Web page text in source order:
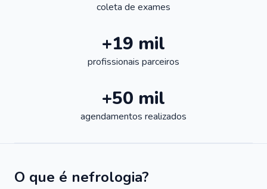
coleta de exames
+19 mil
profissionais parceiros
+50 mil
agendamentos realizados
O que é nefrologia?